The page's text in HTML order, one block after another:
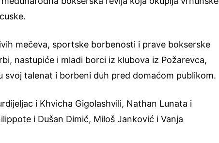
mečeva, sportske borbenosti i prave bokserske
nastupiće i mladi borci iz klubova iz Požarevca,
svoj talenat i borbeni duh pred domaćom publikom.
i Khvicha Gigolashvili, Nathan Lunata i
i Dušan Dimić, Miloš Janković i Vanja